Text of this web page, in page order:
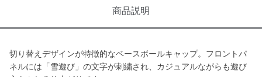
商品説明
切り替えデザインが特徴的なベースボールキャップ。フロントパ
ネルには「雪遊び」の文字が刺繍され、カジュアルながらも遊び